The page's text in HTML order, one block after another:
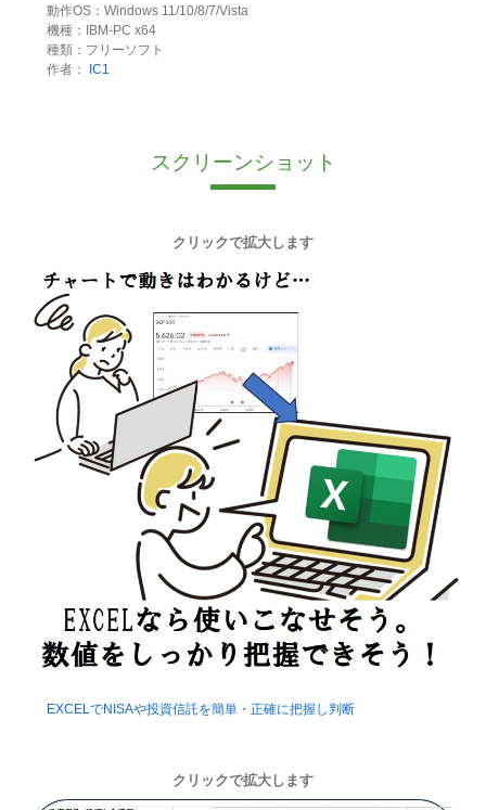
動作OS：Windows 11/10/8/7/Vista
機種：IBM-PC x64
種類：フリーソフト
作者：
IC1
スクリーンショット
クリックで拡大します
EXCELでNISAや投資信託を簡単・正確に把握し判断
クリックで拡大します